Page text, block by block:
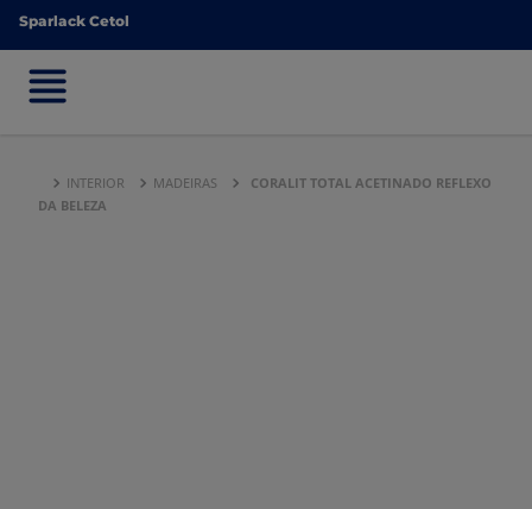
Sparlack Cetol
Sparlack Cetol
INTERIOR MADEIRAS
CORALIT TOTAL ACETINADO REFLEXO
DA BELEZA